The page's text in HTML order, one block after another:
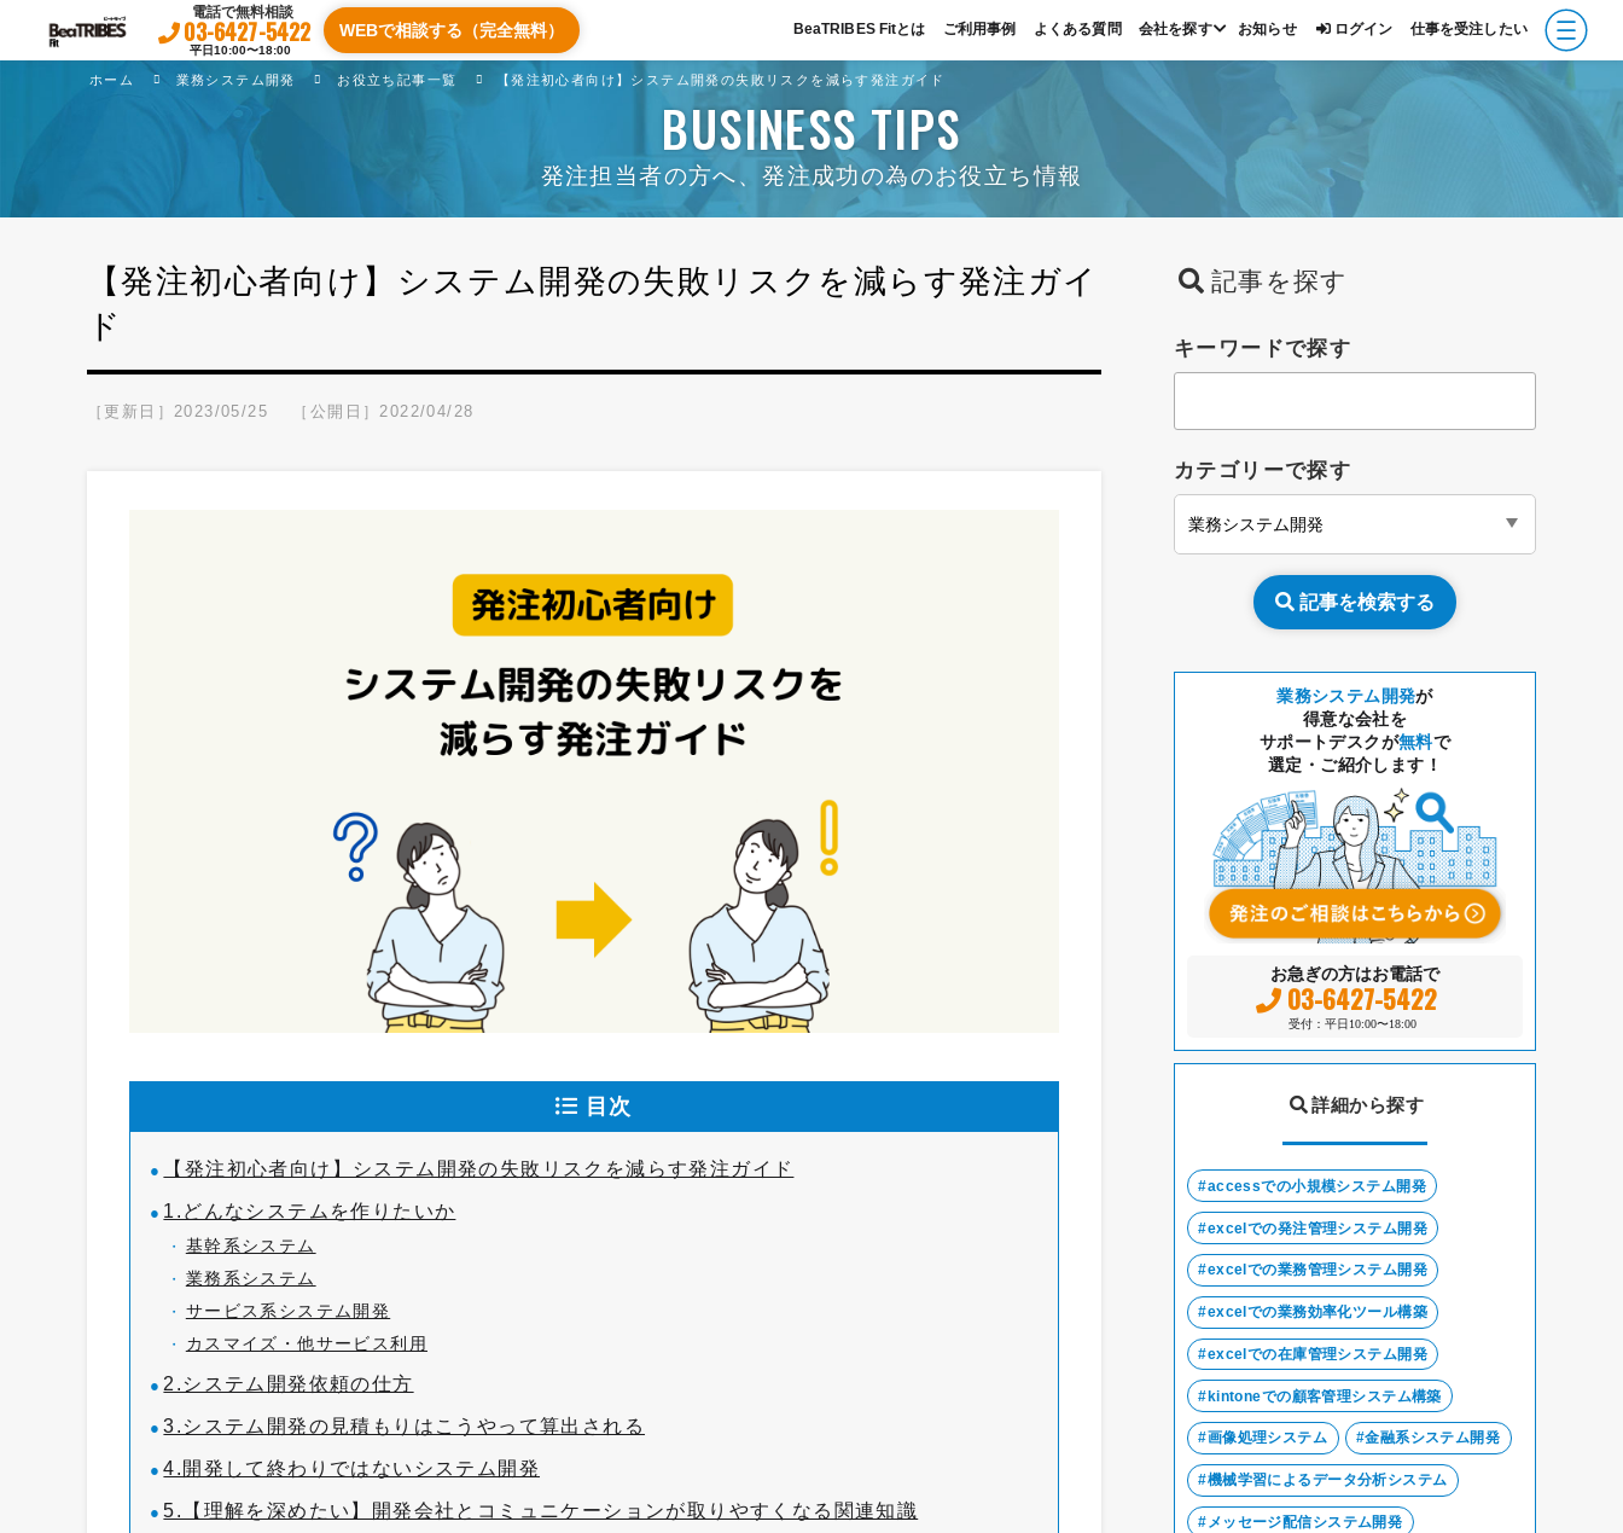
電話で無料相談
03-6427-5422
平日10:00〜18:00
WEBで相談する（完全無料） BeaTRIBES Fitとは ご利用事例 よくある質問 会社を探す お知らせ ログイン 仕事を受注したい
ホーム 業務システム開発 お役立ち記事一覧 【発注初心者向け】システム開発の失敗リスクを減らす発注ガイド
BUSINESS TIPS
発注担当者の方へ、発注成功の為のお役立ち情報
【発注初心者向け】システム開発の失敗リスクを減らす発注ガイ
ド
［更新日］2023/05/25 ［公開日］2022/04/28
目次
【発注初心者向け】システム開発の失敗リスクを減らす発注ガイド
1.どんなシステムを作りたいか
基幹系システム
業務系システム
サービス系システム開発
カスマイズ・他サービス利用
2.システム開発依頼の仕方
3.システム開発の見積もりはこうやって算出される
4.開発して終わりではないシステム開発
5.【理解を深めたい】開発会社とコミュニケーションが取りやすくなる関連知識
記事を探す
キーワードで探す
カテゴリーで探す
記事を検索する
業務システム開発が
得意な会社を
サポートデスクが無料で
選定・ご紹介します！
お急ぎの方はお電話で
03-6427-5422
受付：平日10:00〜18:00
詳細から探す
accessでの小規模システム開発
excelでの発注管理システム開発
excelでの業務管理システム開発
excelでの業務効率化ツール構築
excelでの在庫管理システム開発
kintoneでの顧客管理システム構築
画像処理システム 金融系システム開発
機械学習によるデータ分析システム
メッセージ配信システム開発